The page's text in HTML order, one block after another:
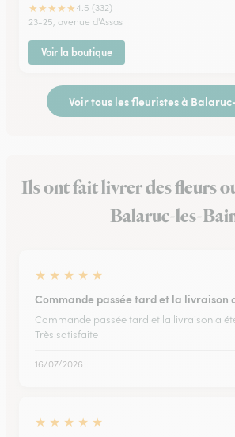
★★★★★4.5 (332)
23-25, avenue d'Assas
Voir la boutique
Voir tous les fleuristes à
Ils ont fait livrer des fleurs
Balaruc-les-
★ ★ ★ ★ ★
Commande passée tard et la livraison
Commande passée tard et la livraison a
Très satisfaite
16/07/2026
★ ★ ★ ★ ★